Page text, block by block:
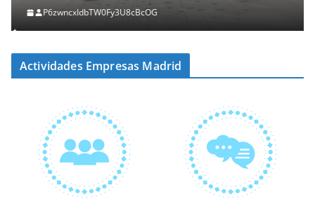
P6zwncxIdbTW0Fy3U8cBcOG
Actividades Empresas Madrid